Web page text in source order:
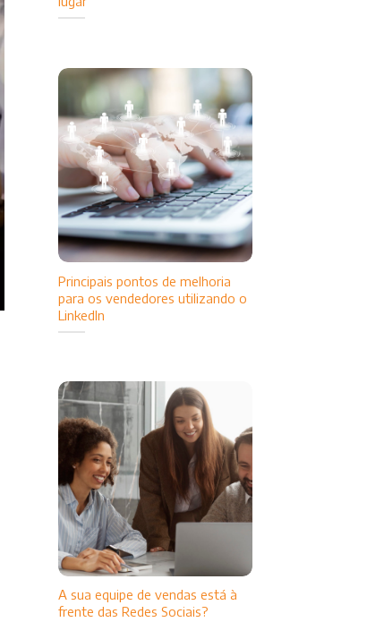
Principais pontos de melhoria
para os vendedores utilizando o
LinkedIn
A sua equipe de vendas está à
frente das Redes Sociais?